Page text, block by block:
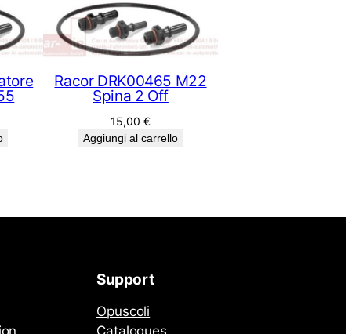
Racor DRK00465 M22
Spina 2 Off
15,00 €
Aggiungi al carrello
Support
Opuscoli
Catalogues